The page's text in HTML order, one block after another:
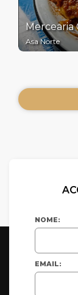
Mercearia
Asa Norte
NOME:
EMAIL: